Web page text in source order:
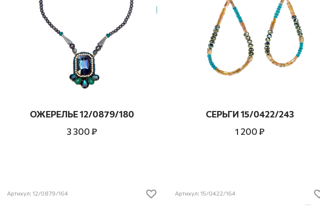
ОЖЕРЕЛЬЕ 12/0879/180
3 300 ₽
СЕРЬГИ 15/0422/243
1 200 ₽
Артикул: 12/0879/164 Артикул: 15/0422/164